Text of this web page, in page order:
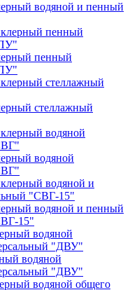
водяной и пенный
пенный
стеллажный
водяной
водяной и пенный
15"
водяной
"ДВУ"